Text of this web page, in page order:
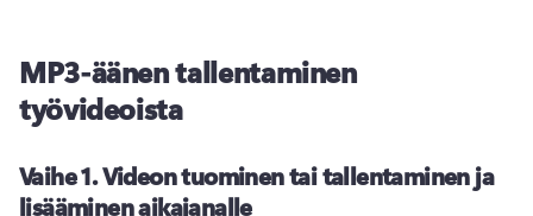
MP3-äänen tallentaminen
työvideoista
Vaihe 1. Videon tuominen tai tallentaminen ja
lisääminen aikajanalle